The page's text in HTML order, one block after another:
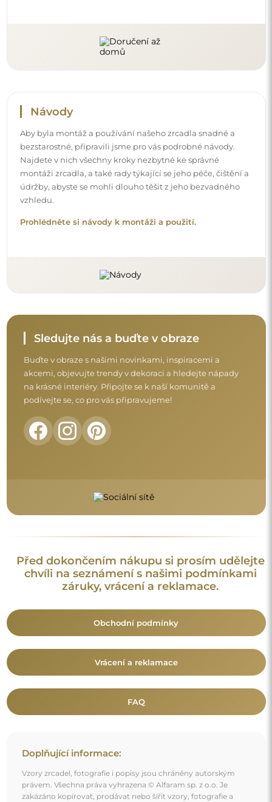
Návody
Aby byla montáž a používání našeho zrcadla snadné a
bezstarostné, připravili jsme pro vás podrobné návody.
Najdete v nich všechny kroky nezbytné ke správné
montáži zrcadla, a také rady týkající se jeho péče, čištění a
údržby, abyste se mohli dlouho těšit z jeho bezvadného
vzhledu.
Prohlédněte si návody k montáži a použití.
Sledujte nás a buďte v obraze
Buďte v obraze s našimi novinkami, inspiracemi a
akcemi, objevujte trendy v dekoraci a hledejte nápady
na krásné interiéry. Připojte se k naší komunitě a
podívejte se, co pro vás připravujeme!
Před dokončením nákupu si prosím udělejte
chvíli na seznámení s našimi podmínkami
záruky, vrácení a reklamace.
Obchodní podmínky
Vrácení a reklamace
FAQ
Doplňující informace:
Vzory zrcadel, fotografie i popisy jsou chráněny autorským
právem. Všechna práva vyhrazena © Alfaram sp. z o.o. Je
zakázáno kopírovat, prodávat nebo šířit vzory, fotografie a